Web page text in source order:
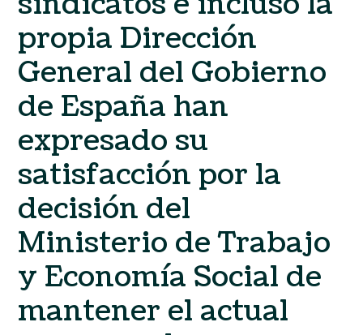
propia Dirección
General del Gobierno
de España han
expresado su
satisfacción por la
decisión del
Ministerio de Trabajo
y Economía Social de
mantener el actual